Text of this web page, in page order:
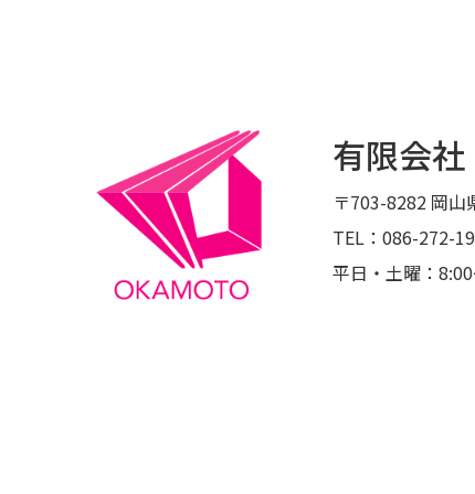
有限会
〒703-8282 岡山
TEL：086-272-
平日・土曜：